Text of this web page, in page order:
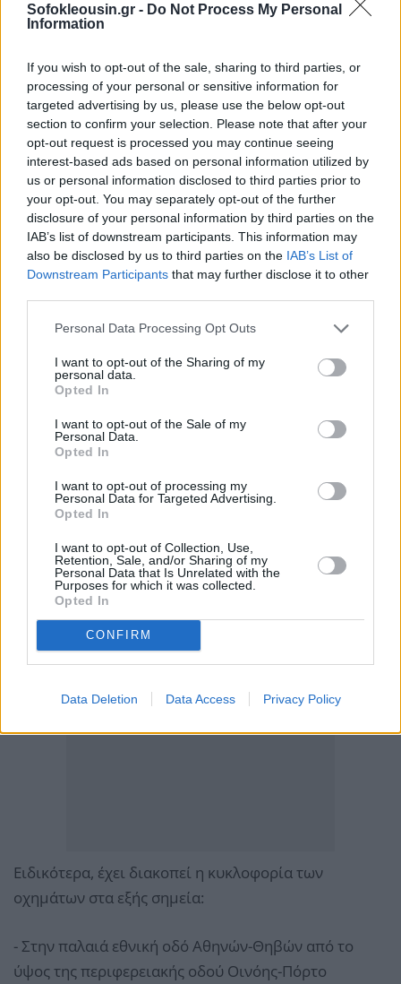
Sofokleousin.gr - Do Not Process My Personal
Information
If you wish to opt-out of the sale, sharing to third parties, or
processing of your personal or sensitive information for
targeted advertising by us, please use the below opt-out
section to confirm your selection. Please note that after your
opt-out request is processed you may continue seeing
interest-based ads based on personal information utilized by
us or personal information disclosed to third parties prior to
your opt-out. You may separately opt-out of the further
disclosure of your personal information by third parties on the
IAB’s list of downstream participants. This information may
also be disclosed by us to third parties on the IAB’s List of
Downstream Participants that may further disclose it to other
Personal Data Processing Opt Outs
I want to opt-out of the Sharing of my
personal data.
Opted In
I want to opt-out of the Sale of my
Personal Data.
Opted In
I want to opt-out of processing my
Personal Data for Targeted Advertising.
Opted In
I want to opt-out of Collection, Use,
Retention, Sale, and/or Sharing of my
Personal Data that Is Unrelated with the
Purposes for which it was collected.
Opted In
CONFIRM
Data Deletion Data Access Privacy Policy
Κυκλοφοριακές ρυθμίσεις στην περιοχή της
Μάνδρας
Σε κυκλοφοριακές ρυθμίσεις στην περιοχή της
Μάνδρας προχώρησε η Αστυνομία λόγω πυρκαγιάς
που είναι σε εξέλιξη.
Ειδικότερα, έχει διακοπεί η κυκλοφορία των
οχημάτων στα εξής σημεία:
- Στην παλαιά εθνική οδό Αθηνών-Θηβών από το
ύψος της περιφερειακής οδού Οινόης-Πόρτο